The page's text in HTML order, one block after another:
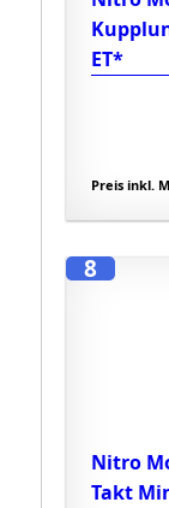
ET*
Preis inkl.
8
Nitro
Takt